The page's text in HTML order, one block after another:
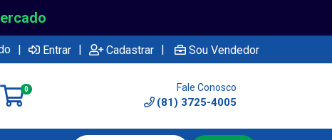
| Entrar | Cadastrar | Sou Vendedor
0 Fale Conosco
(81) 3725-4005